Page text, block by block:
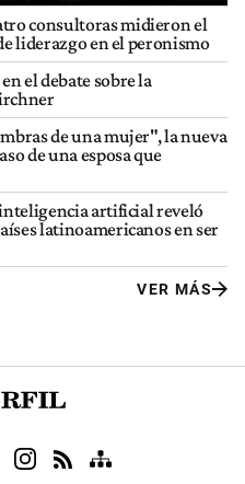
consultoras midieron el
liderazgo en el peronismo
el debate sobre la
de una mujer", la nueva
de una esposa que
artificial reveló
latinoamericanos en ser
VER MÁS